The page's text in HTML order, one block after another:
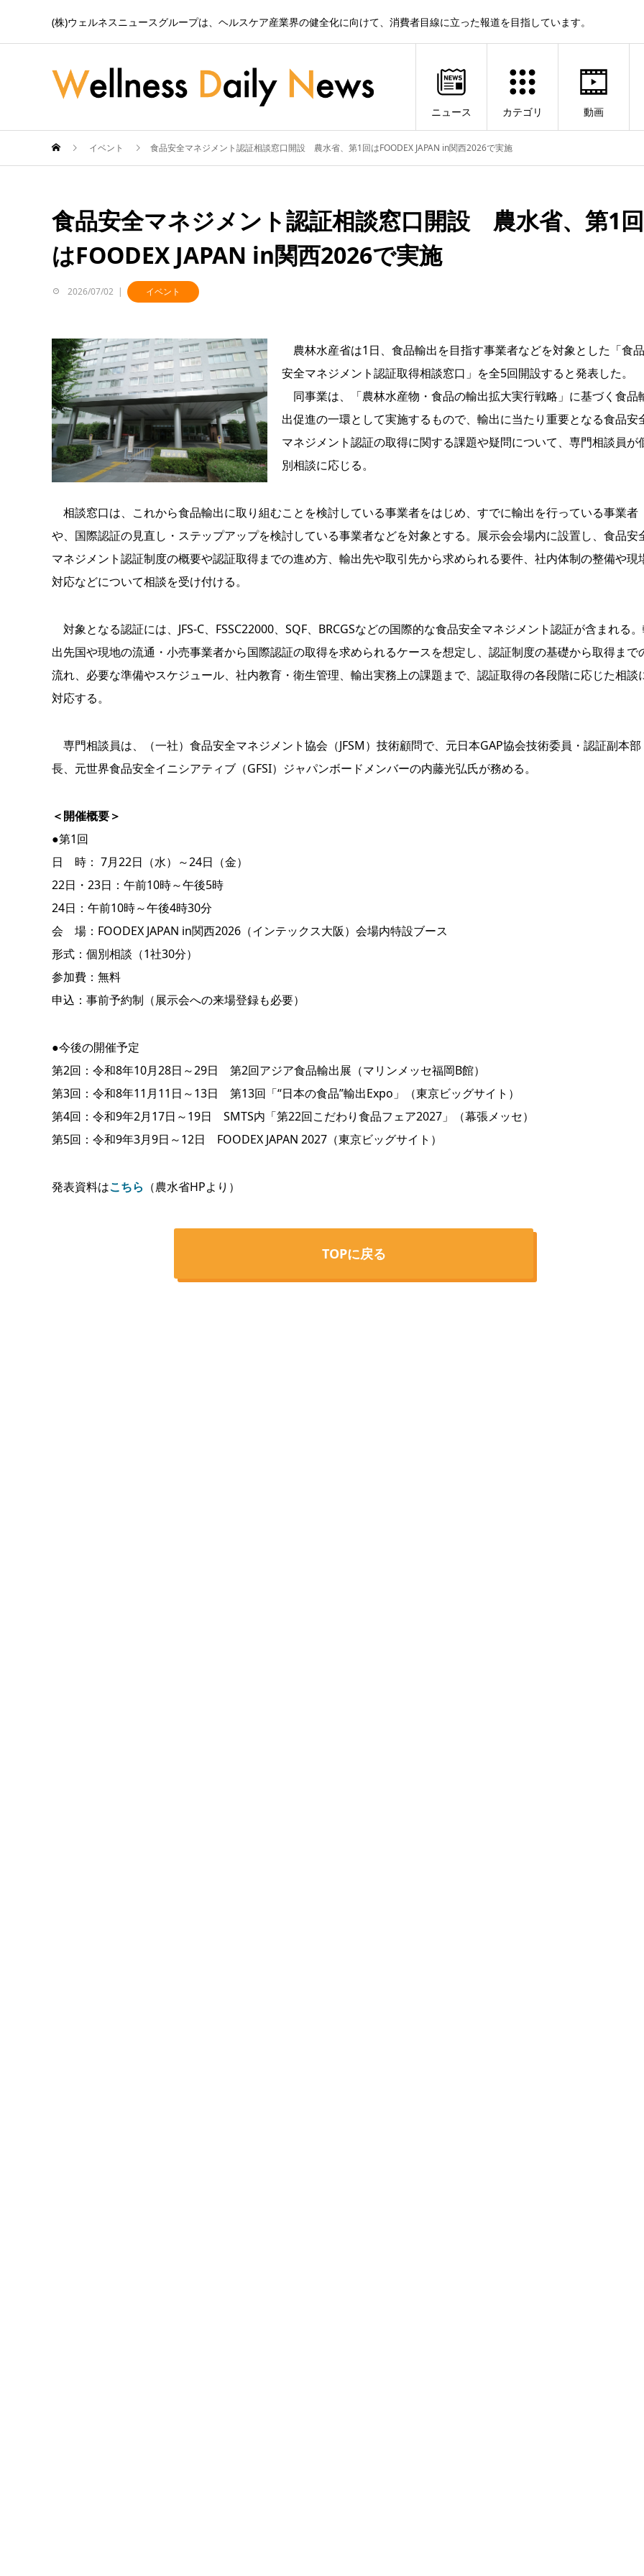
(株)ウェルネスニュースグループは、ヘルスケア産業界の健全化に向けて、消費者目線に立った報道を目指しています。
ニュース カテゴリ 動画
イベント 食品安全マネジメント認証相談窓口開設 農水省、第1回はFOODEX JAPAN in関西2026で実施
食品安全マネジメント認証相談窓口開設 農水省、第1回
はFOODEX JAPAN in関西2026で実施
2026/07/02 イベント
農林水産省は1日、食品輸出を目指す事業者などを対象とした「食品
安全マネジメント認証取得相談窓口」を全5回開設すると発表した。
同事業は、「農林水産物・食品の輸出拡大実行戦略」に基づく食品
出促進の一環として実施するもので、輸出に当たり重要となる食品安
マネジメント認証の取得に関する課題や疑問について、専門相談員が
別相談に応じる。
相談窓口は、これから食品輸出に取り組むことを検討している事業者をはじめ、すでに輸出を行っている事業者
や、国際認証の見直し・ステップアップを検討している事業者などを対象とする。展示会会場内に設置し、食品安
マネジメント認証制度の概要や認証取得までの進め方、輸出先や取引先から求められる要件、社内体制の整備や現
対応などについて相談を受け付ける。
対象となる認証には、JFS-C、FSSC22000、SQF、BRCGSなどの国際的な食品安全マネジメント認証が含まれる
出先国や現地の流通・小売事業者から国際認証の取得を求められるケースを想定し、認証制度の基礎から取得まで
流れ、必要な準備やスケジュール、社内教育・衛生管理、輸出実務上の課題まで、認証取得の各段階に応じた相談
対応する。
専門相談員は、（一社）食品安全マネジメント協会（JFSM）技術顧問で、元日本GAP協会技術委員・認証副本部
長、元世界食品安全イニシアティブ（GFSI）ジャパンボードメンバーの内藤光弘氏が務める。
＜開催概要＞
●第1回
日 時： 7月22日（水）～24日（金）
22日・23日：午前10時～午後5時
24日：午前10時～午後4時30分
会 場：FOODEX JAPAN in関西2026（インテックス大阪）会場内特設ブース
形式：個別相談（1社30分）
参加費：無料
申込：事前予約制（展示会への来場登録も必要）
●今後の開催予定
第2回：令和8年10月28日～29日 第2回アジア食品輸出展（マリンメッセ福岡B館）
第3回：令和8年11月11日～13日 第13回「“日本の食品”輸出Expo」（東京ビッグサイト）
第4回：令和9年2月17日～19日 SMTS内「第22回こだわり食品フェア2027」（幕張メッセ）
第5回：令和9年3月9日～12日 FOODEX JAPAN 2027（東京ビッグサイト）
発表資料はこちら （農水省HPより）
TOPに戻る